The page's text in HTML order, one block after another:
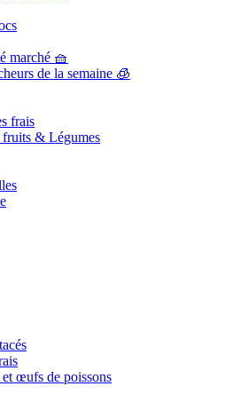
marché 🧺
de la semaine 🧊
frais
fruits & Légumes
et œufs de poissons